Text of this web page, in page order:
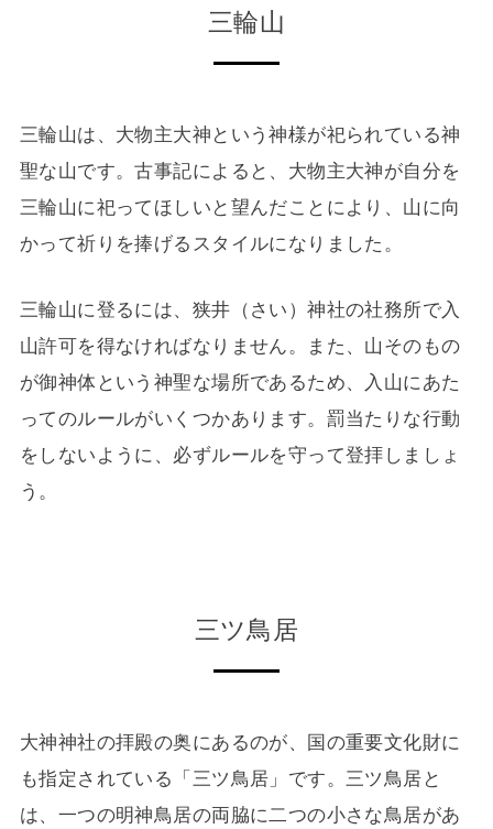
三輪山
三輪山は、大物主大神という神様が祀られている神
聖な山です。古事記によると、大物主大神が自分を
三輪山に祀ってほしいと望んだことにより、山に向
かって祈りを捧げるスタイルになりました。
三輪山に登るには、狭井（さい）神社の社務所で入
山許可を得なければなりません。また、山そのもの
が御神体という神聖な場所であるため、入山にあた
ってのルールがいくつかあります。罰当たりな行動
をしないように、必ずルールを守って登拝しましょ
う。
三ツ鳥居
大神神社の拝殿の奥にあるのが、国の重要文化財に
も指定されている「三ツ鳥居」です。三ツ鳥居と
は、一つの明神鳥居の両脇に二つの小さな鳥居があ